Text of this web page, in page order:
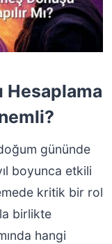
Hesaplama
gününde
boyunca etkili
kritik bir rol
birlikte
hangi